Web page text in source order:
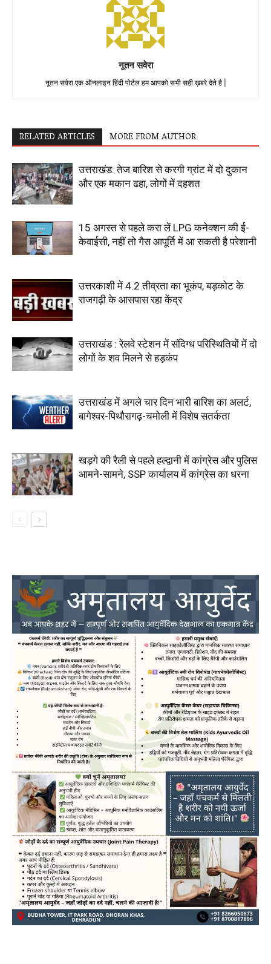
नूतन सवेरा
नूतन सवेरा एक ऑनलाइन हिंदी पोर्टल हम आपको सभी सही ख़बरे देते है |
RELATED ARTICLES MORE FROM AUTHOR
उत्तराखंड: तेज बारिश से करगी ग्रांट में दो दुकान
और एक मकान ढहा, लोगों में दहशत
15 अगस्त से पहले करा लें LPG कनेक्शन की ई-
केवाईसी, नहीं तो गैस आपूर्ति में आ सकती है परेशानी
उत्तरकाशी में 4.2 तीव्रता का भूकंप, बड़कोट के
राजगढ़ी के आसपास रहा केंद्र
उत्तराखंड : रेलवे स्टेशन में संदिग्ध परिस्थितियों में दो
लोगों के शव मिलने से हड़कंप
उत्तराखंड में अगले चार दिन भारी बारिश का अलर्ट,
बागेश्वर-पिथौरागढ़-चमोली में विशेष सतर्कता
खड़गे की रैली से पहले हल्द्वानी में कांग्रेस और पुलिस
आमने-सामने, SSP कार्यालय में कांग्रेस का धरना